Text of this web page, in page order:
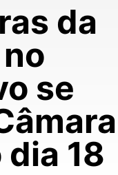
da
se
18